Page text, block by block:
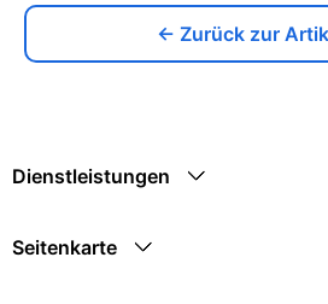
← Zurück zur
Dienstleistungen
Seitenkarte